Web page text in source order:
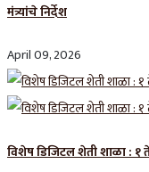
मंत्र्यांचे निर्देश
April 09, 2026
विशेष डिजिटल शेती शाळा : १